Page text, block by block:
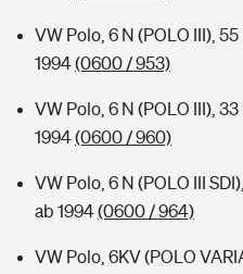
VW Polo, 6 N (POLO III),
1994(0600 / 953)
VW Polo, 6 N (POLO III),
1994(0600 / 960)
VW Polo, 6 N (POLO III
ab 1994(0600 / 964)
VW Polo, 6KV (POLO